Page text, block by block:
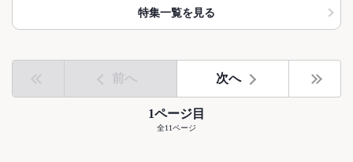
特集一覧を見る
前へ 次へ
1ページ目
全11ページ